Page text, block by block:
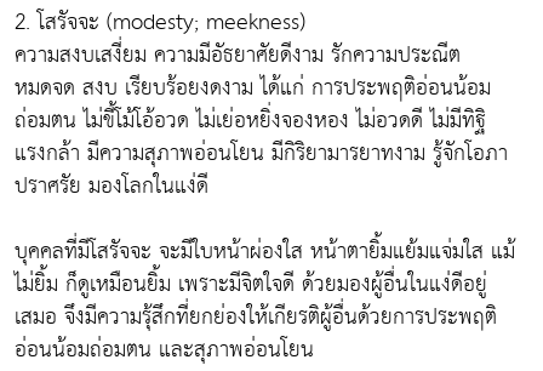
2. โสรัจจะ (modesty; meekness)
ความสงบเสงี่ยม ความมีอัธยาศัยดีงาม รักความประณีต
หมดจด สงบ เรียบร้อยงดงาม ได้แก่ การประพฤติอ่อนน้อม
ถ่อมตน ไม่ขี้โม้โอ้อวด ไม่เย่อหยิ่งจองหอง ไม่อวดดี ไม่มีทิฐิ
แรงกล้า มีความสุภาพอ่อนโยน มีกิริยามารยาทงาม รู้จักโอภา
ปราศรัย มองโลกในแง่ดี
บุคคลที่มีโสรัจจะ จะมีใบหน้าผ่องใส หน้าตายิ้มแย้มแจ่มใส แม้
ไม่ยิ้ม ก็ดูเหมือนยิ้ม เพราะมีจิตใจดี ด้วยมองผู้อื่นในแง่ดีอยู่
เสมอ จึงมีความรุ้สึกที่ยกย่องให้เกียรติผู้อื่นด้วยการประพฤติ
อ่อนน้อมถ่อมตน และสุภาพอ่อนโยน